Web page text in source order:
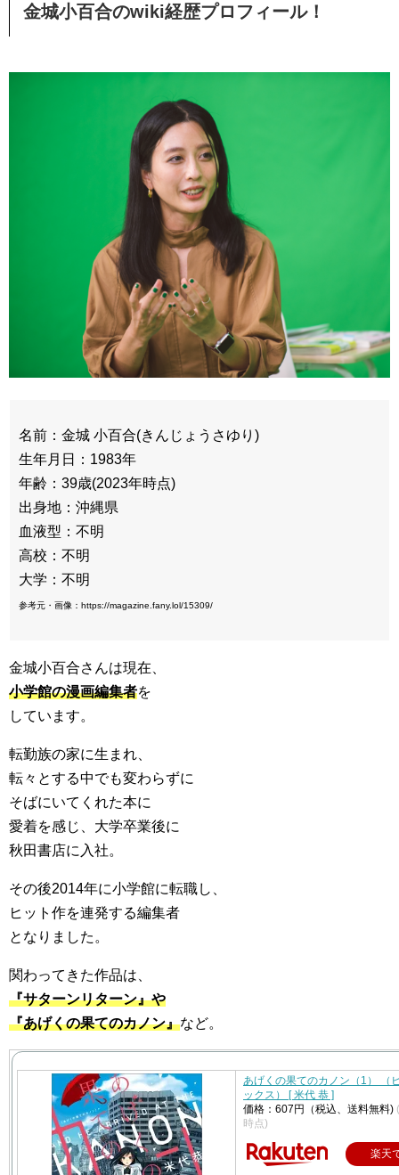
金城小百合のwiki経歴プロフィール！
名前：金城 小百合(きんじょうさゆり)
生年月日：1983年
年齢：39歳(2023年時点)
出身地：沖縄県
血液型：不明
高校：不明
大学：不明
参考元・画像：https://magazine.fany.lol/15309/
金城小百合さんは現在、
小学館の漫画編集者を
しています。
転勤族の家に生まれ、
転々とする中でも変わらずに
そばにいてくれた本に
愛着を感じ、大学卒業後に
秋田書店に入社。
その後2014年に小学館に転職し、
ヒット作を連発する編集者
となりました。
関わってきた作品は、
『サターンリターン』や
『あげくの果てのカノン』など。
あげくの果てのカノン（1） （
ックス） [ 米代 恭 ]
価格：607円（税込、送料無料)
時点)
楽天